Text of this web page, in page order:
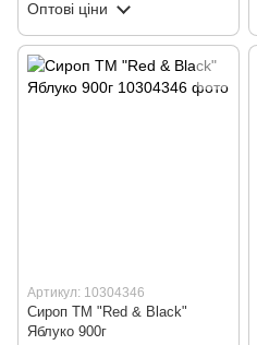
Оптові ціни
Артикул: 10304346
Сироп ТМ "Red & Black"
Яблуко 900г